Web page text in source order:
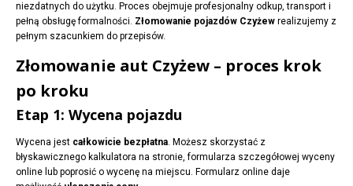
niezdatnych do użytku. Proces obejmuje profesjonalny odkup, transport i
pełną obsługę formalności. Złomowanie pojazdów Czyżew realizujemy z
pełnym szacunkiem do przepisów.
Złomowanie aut Czyżew – proces krok
po kroku
Etap 1: Wycena pojazdu
Wycena jest całkowicie bezpłatna. Możesz skorzystać z
błyskawicznego kalkulatora na stronie, formularza szczegółowej wyceny
online lub poprosić o wycenę na miejscu. Formularz online daje